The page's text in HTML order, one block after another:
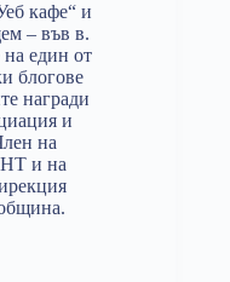
кафе“ и
– във в.
един от
блогове
награди
и
на
и на